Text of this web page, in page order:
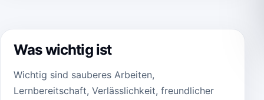
Was wichtig ist
Wichtig sind sauberes Arbeiten,
Lernbereitschaft, Verlässlichkeit, freundlicher